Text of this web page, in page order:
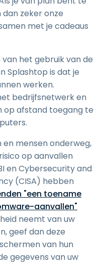
zeker onze
met je cadeaus
het gebruik van de
Splashtop is dat je
werken.
bedrijfsnetwerk en
op afstand toegang te
mensen onderweg,
op aanvallen
en Cybersecurity and
(CISA) hebben
"een toename
aanvallen"
neemt van uw
geef dan deze
van hun
gegevens van uw